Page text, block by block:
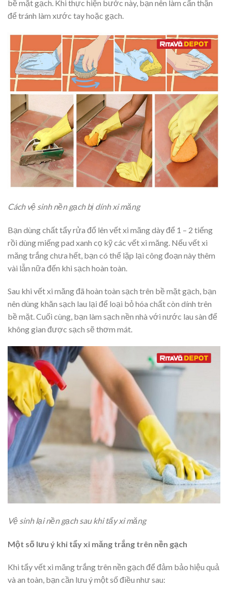
bề mặt gạch. Khi thực hiện bước này, bạn nên làm cẩn thận
để tránh làm xước tay hoặc gạch.
Cách vệ sinh nền gạch bị dính xi măng
Bạn dùng chất tẩy rửa đổ lên vết xi măng dày để 1 – 2 tiếng
rồi dùng miếng pad xanh cọ kỹ các vết xi măng. Nếu vết xi
măng trắng chưa hết, bạn có thể lặp lại công đoạn này thêm
vài lẫn nữa đến khi sạch hoàn toàn.
Sau khi vết xi măng đã hoàn toàn sạch trên bề mặt gạch, bạn
nên dùng khăn sạch lau lại để loại bỏ hóa chất còn dính trên
bề mặt. Cuối cùng, bạn làm sạch nền nhà với nước lau sàn để
không gian được sạch sẽ thơm mát.
Vệ sinh lại nền gạch sau khi tẩy xi măng
Một số lưu ý khi tẩy xi măng trắng trên nền gạch
Khi tẩy vết xi măng trắng trên nền gạch để đảm bảo hiệu quả
và an toàn, bạn cần lưu ý một số điều như sau: